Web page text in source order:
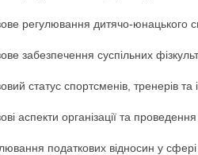
регулювання дитячо-юнацького
забезпечення суспільних
статус спортсменів, тренерів та
аспекти організації та
податкових відносин у